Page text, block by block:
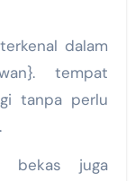
dalam
tempat
tanpa perlu
bekas juga